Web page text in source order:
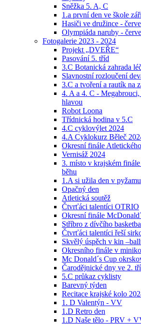
Sněžka 5. A, C
1.a první den ve škole
Hasiči ve družince -
Olympiáda naruby -
Fotogalerie 2023 - 2024
Projekt „DVEŘE“
Pasování 5. tříd
3.C Botanická zahrada
Slavnostní rozloučení
3.C a tvoření a rautík na
4. A a 4. C -
hlavou
Robot Loona
Třídnická hodina v 5.C
4.C cyklovýlet 2024
4.A Cyklokurz Běleč
Okresní finále
Vernisáž 2024
3. místo v krajském
běhu
1.A si užila den v pyžamu
Opačný den
Atletická soutěž
Čtvrťáci talentíci OTRIO
Okresní finále
Stříbro z dívčího
Čtvrťáci talentíci řeší
Skvělý úspěch v kin
Okresního finále v
Mc Donald´s Cup
Čarodějnické dny ve 2.
5.C průkaz cyklisty
Barevný týden
Recitace krajské kolo
1. D Valentýn - VV
1.D Retro den
1.D Naše tělo - PRV +